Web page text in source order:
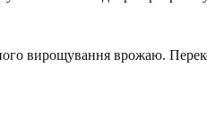
вирощування врожаю.